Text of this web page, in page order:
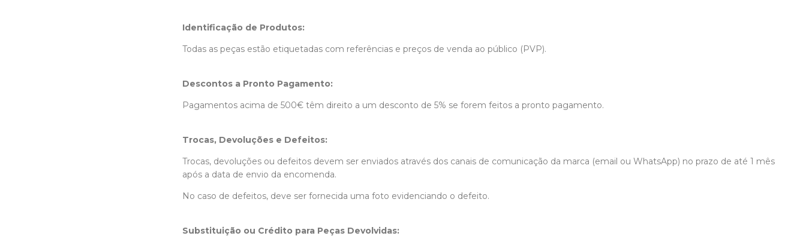
Identificação de Produtos:
Todas as peças estão etiquetadas com referências e preços de venda ao público (PVP).
Descontos a Pronto Pagamento:
Pagamentos acima de 500€ têm direito a um desconto de 5% se forem feitos a pronto pagamento.
Trocas, Devoluções e Defeitos:
Trocas, devoluções ou defeitos devem ser enviados através dos canais de comunicação da marca (email ou WhatsApp) no prazo de até 1 mês
após a data de envio da encomenda.
No caso de defeitos, deve ser fornecida uma foto evidenciando o defeito.
Substituição ou Crédito para Peças Devolvidas: